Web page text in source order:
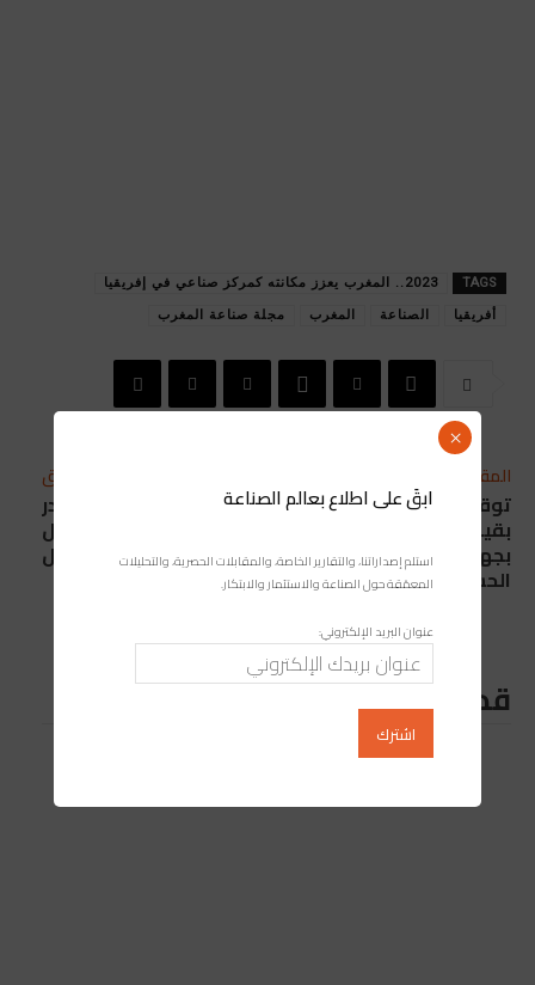
TAGS 2023.. المغرب يعزز مكانته كمركز صناعي في إفريقيا
أفريقيا الصناعة المغرب مجلة صناعة المغرب
المقال السابق
Glovo.. الدار البيضاء تتصدر
قائمة المدن في مجال
خدمات التوصيل
المقال التالي
توقيع اتفاقية شراكة
بجهة طنجة-تطوان-
الحسيمة
قد يعجبك ايضا
ابقَ على اطلاع بعالم الصناعة
استلم إصداراتنا، والتقارير الخاصة، والمقابلات الحصرية، والتحليلات
المعمّقة حول الصناعة والاستثمار والابتكار.
عنوان البريد الإلكتروني:
×